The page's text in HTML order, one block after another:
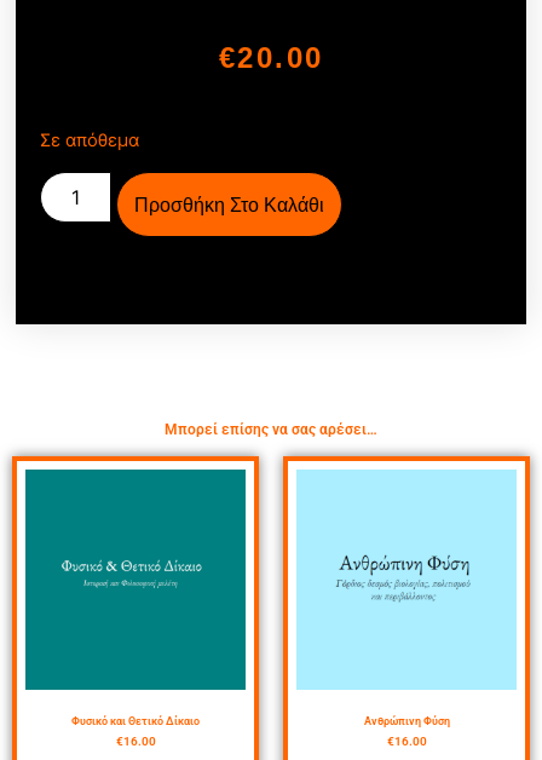
€20.00
Σε απόθεμα
Προσθήκη Στο Καλάθι
Μπορεί επίσης να σας αρέσει…
Φυσικό και Θετικό Δίκαιο
€16.00
Ανθρώπινη Φύση
€16.00